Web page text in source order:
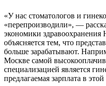
«У нас стоматологов и
«перепроизводили», —
экономики
объясняется тем, что
больше зарабатывают.
Москве самой
специализацией является
предлагаемая зарплата в